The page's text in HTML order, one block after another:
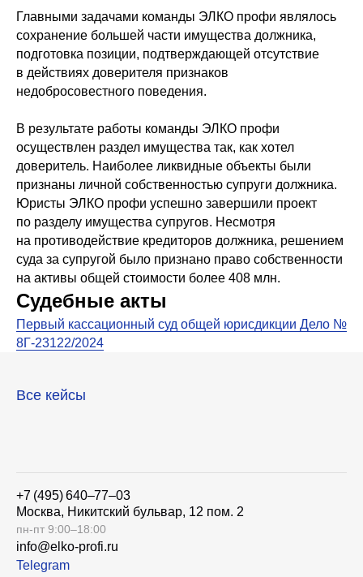
Главными задачами команды ЭЛКО профи являлось
сохранение большей части имущества должника,
подготовка позиции, подтверждающей отсутствие
в действиях доверителя признаков
недобросовестного поведения.
В результате работы команды ЭЛКО профи
осуществлен раздел имущества так, как хотел
доверитель. Наиболее ликвидные объекты были
признаны личной собственностью супруги должника.
Юристы ЭЛКО профи успешно завершили проект
по разделу имущества супругов. Несмотря
на противодействие кредиторов должника, решением
суда за супругой было признано право собственности
на активы общей стоимости более 408 млн.
Судебные акты
Первый кассационный суд общей юрисдикции Дело №
8Г-23122/2024
Все кейсы
+7 (495) 640–77–03
Москва, Никитский бульвар, 12 пом. 2
пн-пт 9:00–18:00
info@elko-profi.ru
Telegram